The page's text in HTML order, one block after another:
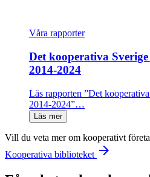
Våra rapporter
Det kooperativa
2014-2024
Läs rapporten ”Det
2014-2024”…
Läs mer
Vill du veta mer om kooperativt
Kooperativa biblioteket arrow_forward